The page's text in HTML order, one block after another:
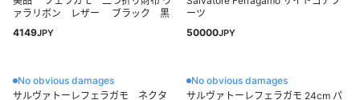
ァラリボン レザー ブラック 黒
4149JPY
ーツ
50000JPY
No obvious damages
サルヴァトーレフェラガモ ネクタ
No obvious damages
サルヴァトーレフェラガモ 24cm パ